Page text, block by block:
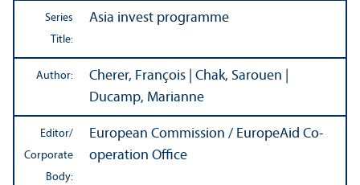
Series
Title:
Asia invest programme
Author:
Cherer, François | Chak, Sarouen |
Ducamp, Marianne
Editor/
Corporate
Body:
European Commission / EuropeAid Co-
operation Office